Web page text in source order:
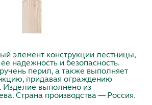
элемент конструкции лестницы,
надежность и безопасность.
перил, а также выполняет
придавая ограждению
Изделие выполнено из
Страна производства — Россия.